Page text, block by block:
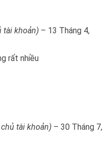
tài khoản) – 13 Tháng 4,
rất nhiều
tài khoản) – 30 Tháng 7,